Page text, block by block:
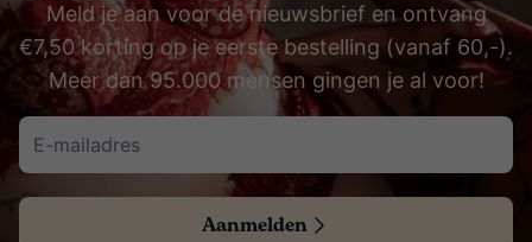
Meld je aan voor de nieuwsbrief en ontvang
€7,50 korting op je eerste bestelling (vanaf 60,-).
Meer dan 95.000 mensen gingen je al voor!
Aanmelden